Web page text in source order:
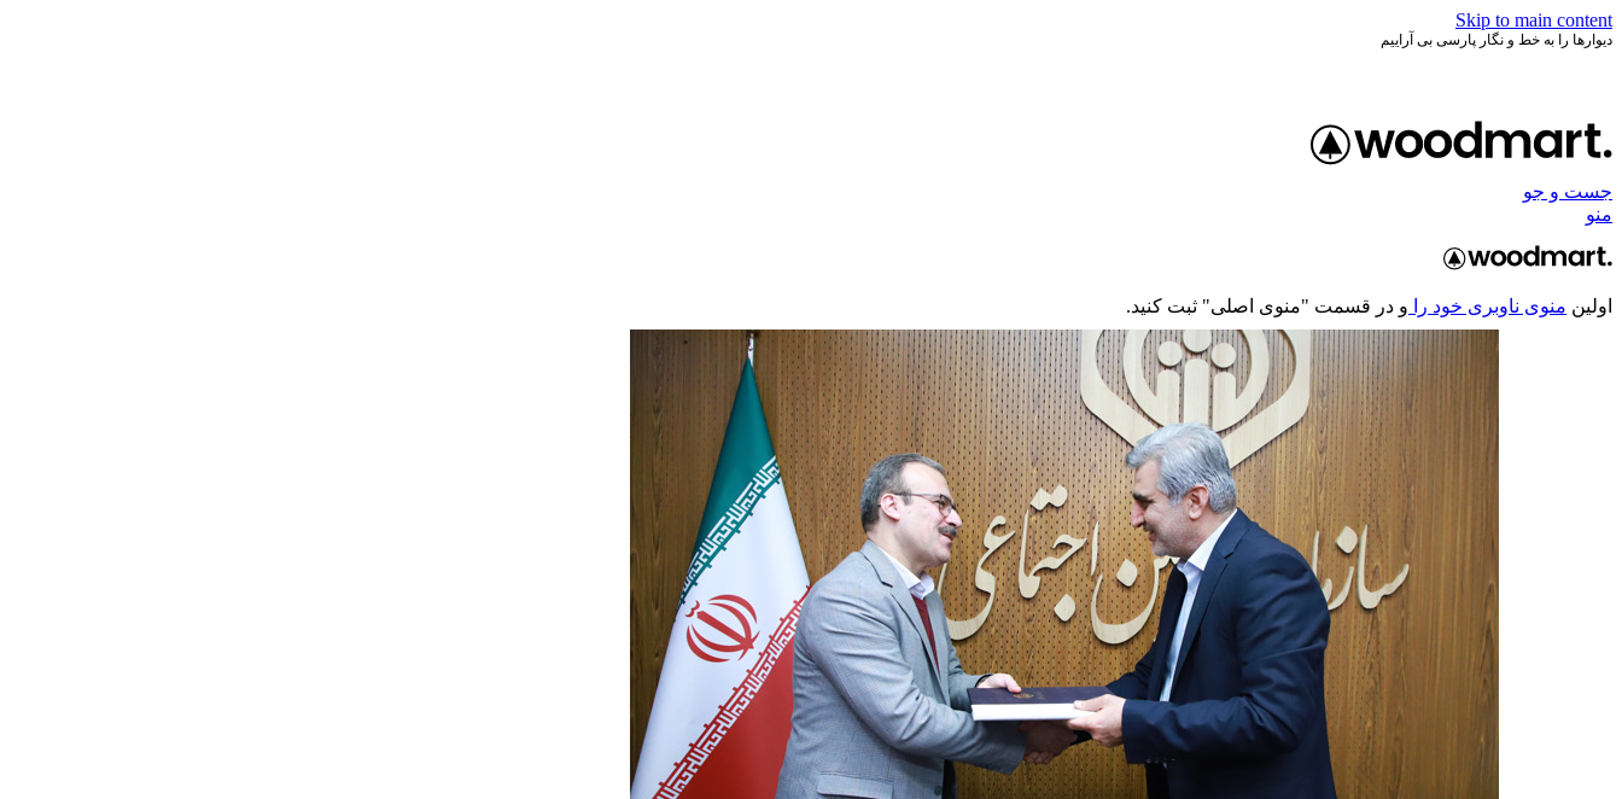
Skip to main content
دیوارها را به خط و نگار پارسی بی آراییم
جست و جو
منو
اولین منوی ناوبری خود را و در قسمت "منوی اصلی" ثبت کنید.